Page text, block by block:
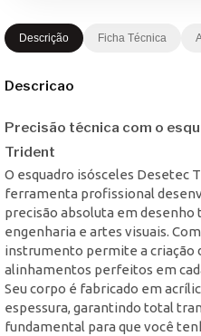
Descrição Ficha Técnica
Descricao
Precisão técnica com o
Trident
O esquadro isósceles Desetec
ferramenta profissional
precisão absoluta em
engenharia e artes visuais. Com
instrumento permite a criação
alinhamentos perfeitos em
Seu corpo é fabricado em
espessura, garantindo total
fundamental para que você